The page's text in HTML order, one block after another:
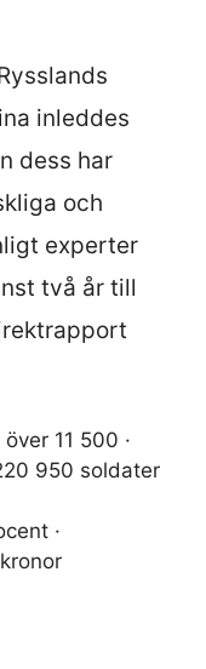
inleddes
dess har
och
experter
två år till
över 11 500 ·
950 soldater
·